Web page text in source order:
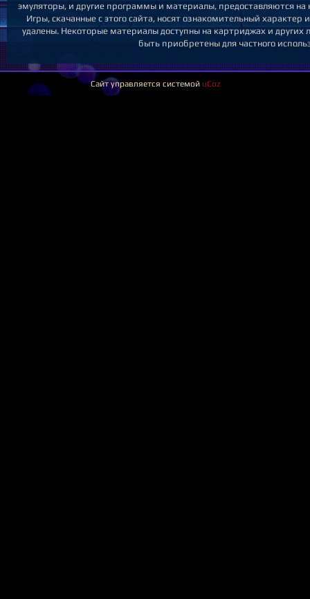
эмуляторы, и другие программы и материалы, предоставляются на
Игры, скачанные с этого сайта, носят ознакомительный
удалены. Некоторые материалы доступны на картриджах и других
быть приобретены для частного
Сайт управляется системой uCoz